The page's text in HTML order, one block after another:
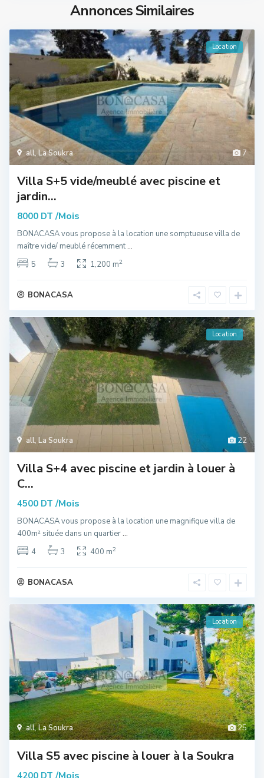
Annonces Similaires
7
all,La Soukra
Location
Villa S+5 vide/meublé avec piscine et
jardin...
8000 DT /Mois
BONACASA vous propose à la location une somptueuse villa de
maître vide/ meublé récemment...
5
3 1,200 m2
BONACASA
22
all, La Soukra
Location
Villa S+4 avec piscine et jardin à louer à
C...
4500 DT /Mois
BONACASA vous propose à la location une magnifique villa de
400m² située dans un quartier...
4
3 400 m2
BONACASA
25
all,La Soukra
Location
Villa S5 avec piscine à louer à la Soukra
4200 DT